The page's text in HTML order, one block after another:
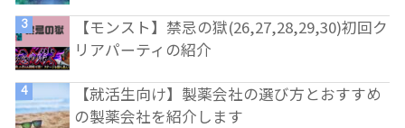
【モンスト】禁忌の獄(26,27,28,29,30)初回ク
リアパーティの紹介
【就活生向け】製薬会社の選び方とおすすめ
の製薬会社を紹介します